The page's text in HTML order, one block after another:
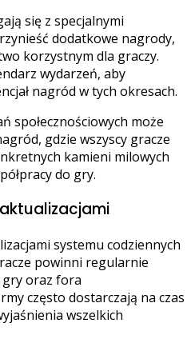
się z specjalnymi
dodatkowe nagrody,
korzystnym dla graczy.
wydarzeń, aby
nagród w tych okresach.
społecznościowych może
gdzie wszyscy gracze
kamieni milowych
do gry.
systemu codziennych
powinni regularnie
oraz fora
często dostarczają na czas
wszelkich